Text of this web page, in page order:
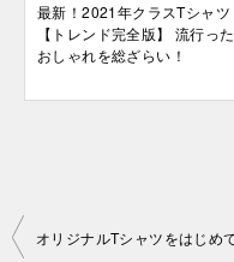
最新！2021年クラスTシャツ
【トレンド完全版】 流行った
おしゃれを総ざらい！
投